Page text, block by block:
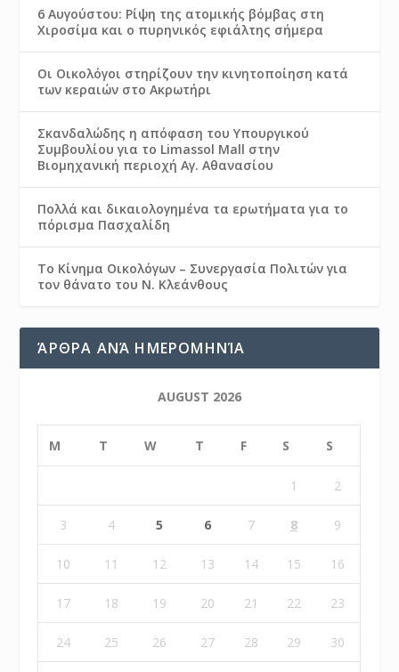
6 Αυγούστου: Ρίψη της ατομικής βόμβας στη
Χιροσίμα και ο πυρηνικός εφιάλτης σήμερα
Οι Οικολόγοι στηρίζουν την κινητοποίηση κατά
των κεραιών στο Ακρωτήρι
Σκανδαλώδης η απόφαση του Υπουργικού
Συμβουλίου για το Limassol Mall στην
Βιομηχανική περιοχή Αγ. Αθανασίου
Πολλά και δικαιολογημένα τα ερωτήματα για το
πόρισμα Πασχαλίδη
Το Κίνημα Οικολόγων – Συνεργασία Πολιτών για
τον θάνατο του Ν. Κλεάνθους
ΆΡΘΡΑ ΑΝΆ ΗΜΕΡΟΜΗΝΊΑ
AUGUST 2026
M T W T F S S
1 2
3 4 5 6 7 8 9
10 11 12 13 14 15 16
17 18 19 20 21 22 23
24 25 26 27 28 29 30